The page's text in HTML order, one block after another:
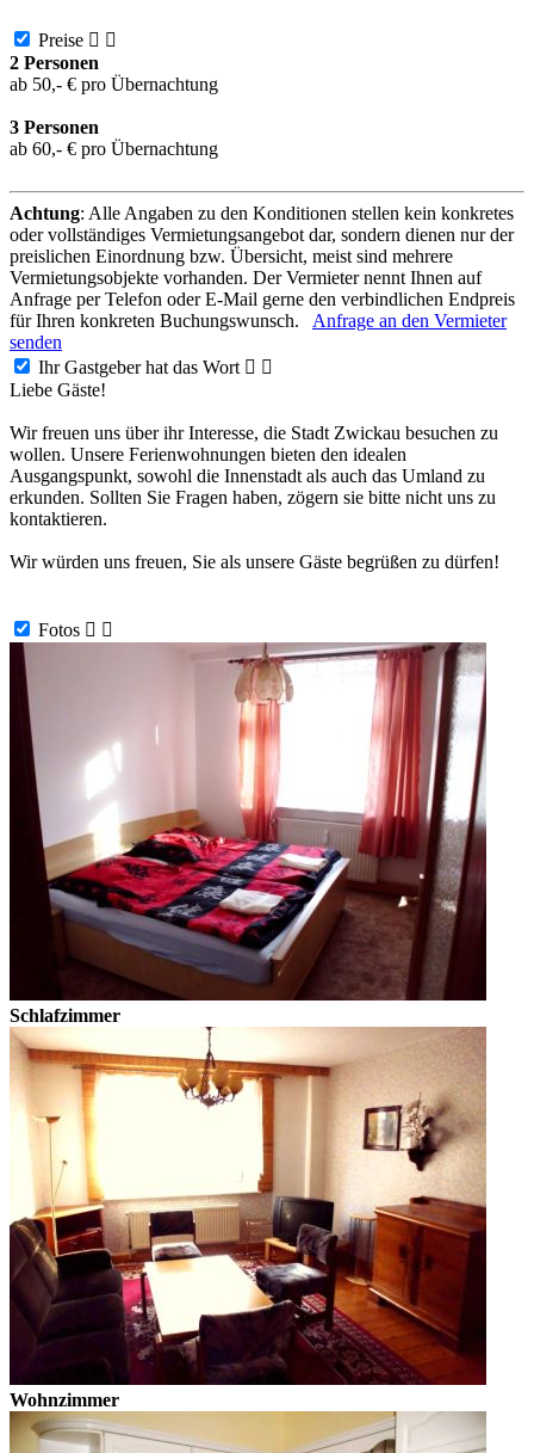
Preise  
2 Personen
ab 50,- € pro Übernachtung
3 Personen
ab 60,- € pro Übernachtung
Achtung: Alle Angaben zu den Konditionen stellen kein konkretes
oder vollständiges Vermietungsangebot dar, sondern dienen nur der
preislichen Einordnung bzw. Übersicht, meist sind mehrere
Vermietungsobjekte vorhanden. Der Vermieter nennt Ihnen auf
Anfrage per Telefon oder E-Mail gerne den verbindlichen Endpreis
für Ihren konkreten Buchungswunsch. Anfrage an den Vermieter
senden
Ihr Gastgeber hat das Wort  
Liebe Gäste!
Wir freuen uns über ihr Interesse, die Stadt Zwickau besuchen zu
wollen. Unsere Ferienwohnungen bieten den idealen
Ausgangspunkt, sowohl die Innenstadt als auch das Umland zu
erkunden. Sollten Sie Fragen haben, zögern sie bitte nicht uns zu
kontaktieren.
Wir würden uns freuen, Sie als unsere Gäste begrüßen zu dürfen!
Fotos  
Schlafzimmer
Wohnzimmer